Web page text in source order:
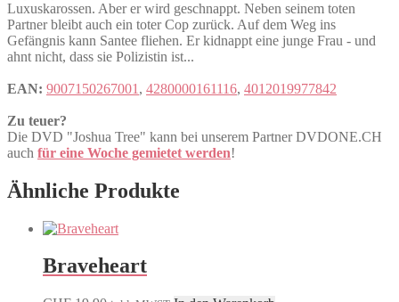
Luxuskarossen. Aber er wird geschnappt. Neben seinem toten
Partner bleibt auch ein toter Cop zurück. Auf dem Weg ins
Gefängnis kann Santee fliehen. Er kidnappt eine junge Frau - und
ahnt nicht, dass sie Polizistin ist...
EAN: 9007150267001 , 4280000161116, 4012019977842
Zu teuer?
Die DVD "Joshua Tree" kann bei unserem Partner DVDONE.CH
auch für eine Woche gemietet werden!
Ähnliche Produkte
Braveheart